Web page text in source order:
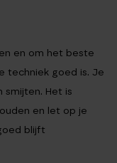
en om het beste
techniek goed is. Je
Het is
en let op je
blijft